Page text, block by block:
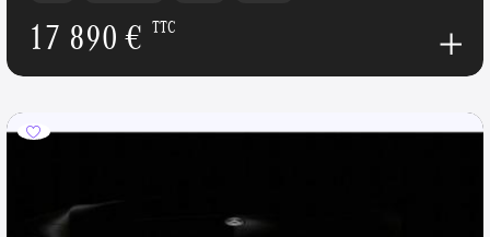
17 890 € TTC